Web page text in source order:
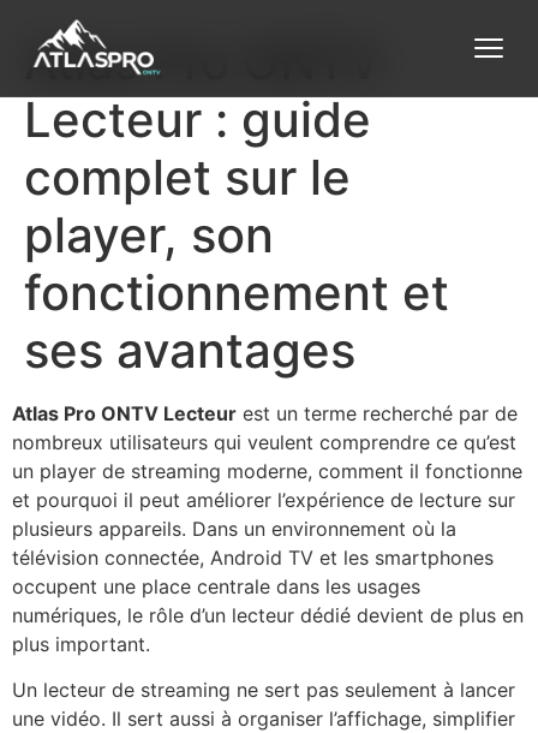
Atlas Pro ONTV
Lecteur : guide
complet sur le
player, son
fonctionnement et
ses avantages
Atlas Pro ONTV Lecteur est un terme recherché par de
nombreux utilisateurs qui veulent comprendre ce qu’est
un player de streaming moderne, comment il fonctionne
et pourquoi il peut améliorer l’expérience de lecture sur
plusieurs appareils. Dans un environnement où la
télévision connectée, Android TV et les smartphones
occupent une place centrale dans les usages
numériques, le rôle d’un lecteur dédié devient de plus en
plus important.
Un lecteur de streaming ne sert pas seulement à lancer
une vidéo. Il sert aussi à organiser l’affichage, simplifier